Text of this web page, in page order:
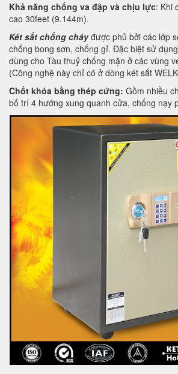
Khả năng chống va đập và chịu lực: Khi
cao 30feet (9.144m).
Két sắt chống cháyđược phủ bởi các lớp
chống bong sơn, chống gỉ. Đặc biệt sử
dùng cho Tàu thuỷ chống mặn ở các vùng
(Công nghệ này chỉ có ở dòng két sắt
Chốt khóa bằng thép cứng: Gồm nhiều
bố trí 4 hướng xung quanh cửa, chống nạy